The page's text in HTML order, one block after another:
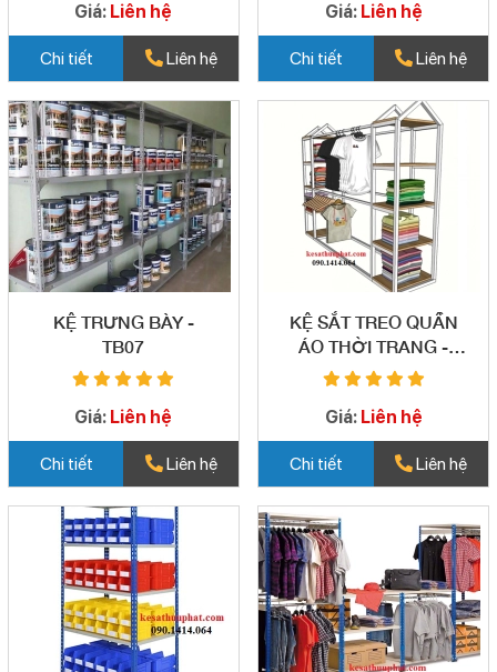
Giá: Liên hệ
Chi tiết Liên hệ
Giá: Liên hệ
Chi tiết Liên hệ
KỆ TRƯNG BÀY -
TB07
Giá: Liên hệ
Chi tiết Liên hệ
KỆ SẮT TREO QUẦN
ÁO THỜI TRANG -
TB09
Giá: Liên hệ
Chi tiết Liên hệ